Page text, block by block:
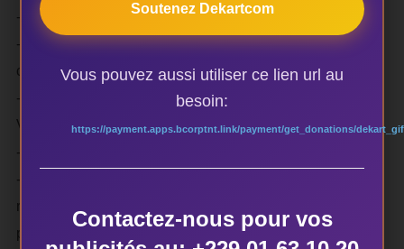
-la fiche technique du spectacle en candidature
-1 à 3 photos en haute résolution du spectacle en
candidature (300 dpi)
-un lien vidéo du spectacle en intégralité (YouTube ou
Vimeo) et/ou en extrait
-une revue de presse
-le paiement de 125 CAN$, taxes incluses non
remboursables, pour l’examen de la demande (payable
par chèque ou PayPal)
Soutenez Dekartcom
Vous pouvez aussi utiliser ce lien url au
besoin:
https://payment.apps.bcorptnt.link/payment/get_donations/
Contactez-nous pour vos